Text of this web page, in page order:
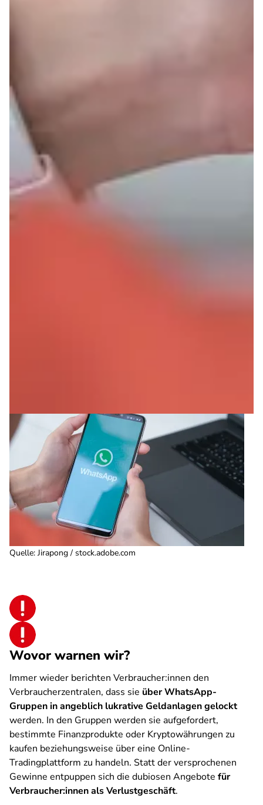
Quelle: Jirapong / stock.adobe.com
Wovor warnen wir?
Immer wieder berichten Verbraucher:innen den
Verbraucherzentralen, dass sie über WhatsApp-
Gruppen in angeblich lukrative Geldanlagen gelockt
werden. In den Gruppen werden sie aufgefordert,
bestimmte Finanzprodukte oder Kryptowährungen zu
kaufen beziehungsweise über eine Online-
Tradingplattform zu handeln. Statt der versprochenen
Gewinne entpuppen sich die dubiosen Angebote für
Verbraucher:innen als Verlustgeschäft.